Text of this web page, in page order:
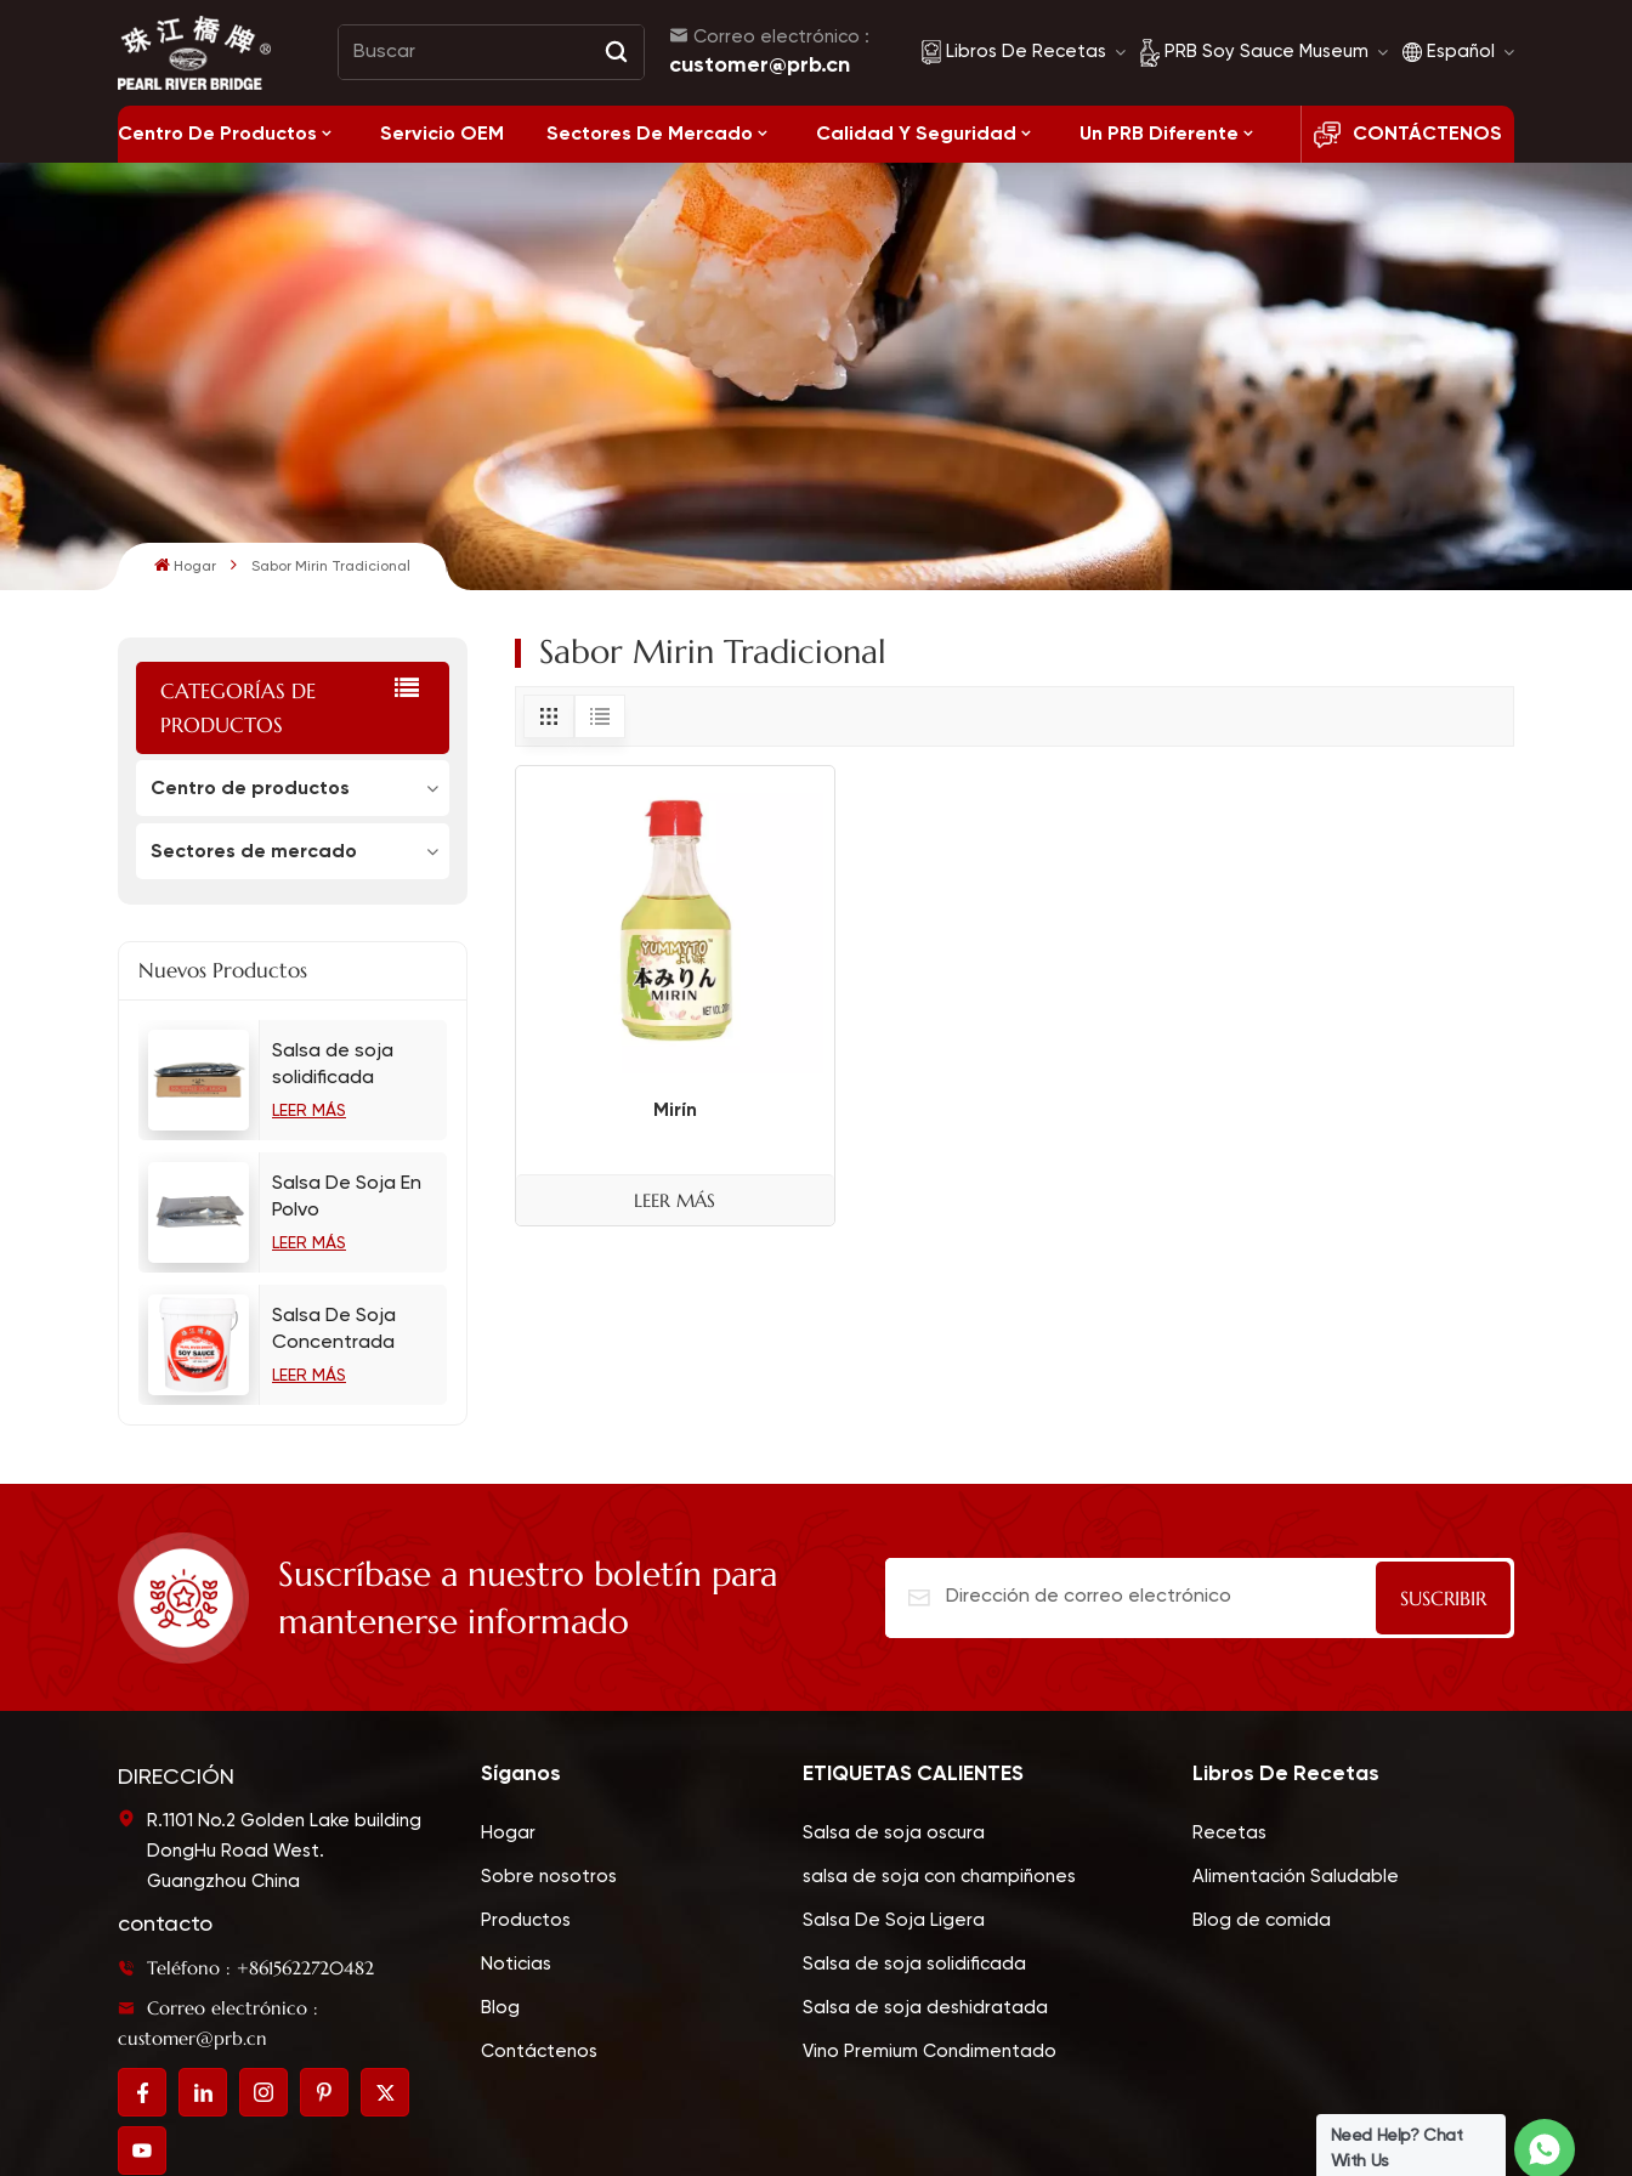
Correo electrónico :
customer@prb.cn Libros De Recetas
Recetas
Alimentación
Saludable
PRB Soy Sauce Museum
Historia de la salsa de
soja
Comparación de salsa
de soja
Español
English
français
العربية
Centro De Productos Servicio OEM Sectores De Mercado Calidad Y Seguridad Un PRB Diferente CONTÁCTENOS
Hogar Sabor Mirin Tradicional
CATEGORÍAS DE
PRODUCTOS
Centro de productos
Sectores de mercado
Nuevos Productos
Salsa de soja
solidificada
LEER MÁS
Salsa De Soja En
Polvo
LEER MÁS
Salsa De Soja
Concentrada
LEER MÁS
Sabor Mirin Tradicional
Mirín
LEER MÁS
Suscríbase a nuestro boletín para
mantenerse informado
DIRECCIÓN
R.1101 No.2 Golden Lake building
DongHu Road West.
Guangzhou China
contacto
Teléfono : +8615622720482
Correo electrónico :
customer@prb.cn
Síganos
Hogar
Sobre nosotros
Productos
Noticias
Blog
Contáctenos
ETIQUETAS CALIENTES
Salsa de soja oscura
salsa de soja con champiñones
Salsa De Soja Ligera
Salsa de soja solidificada
Salsa de soja deshidratada
Vino Premium Condimentado
Libros De Recetas
Recetas
Alimentación Saludable
Blog de comida
Need Help? Chat
With Us